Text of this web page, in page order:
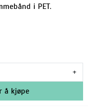
i PET.
+
å kjøpe